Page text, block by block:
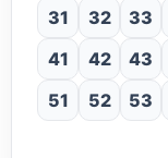
31
32 33
41
42 43
51
52 53